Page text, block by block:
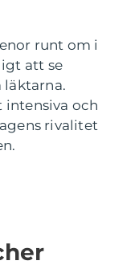
runt om i
att se
läktarna.
intensiva och
rivalitet